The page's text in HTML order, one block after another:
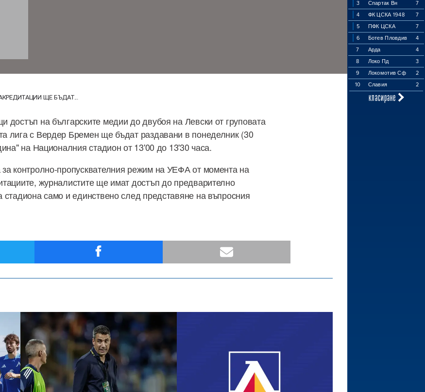
3
Спартак Вн
7
4
ФК ЦСКА 1948
7
5
ПФК ЦСКА
7
6
Ботев Пловдив
4
7
Арда
4
8
Локо Пд
3
9
Локомотив Сф
2
10
Славия 2
класиране
ЩЕ БЪДАТ...
достъп на българските медии до двубоя на Левски от груповата
лига с Вердер Бремен ще бъдат раздавани в понеделник (30
на Националния стадион от 13'00 до 13'30 часа.
контролно-пропусквателния режим на УЕФА от момента на
журналистите ще имат достъп до предварително
стадиона само и единствено след представяне на въпросния